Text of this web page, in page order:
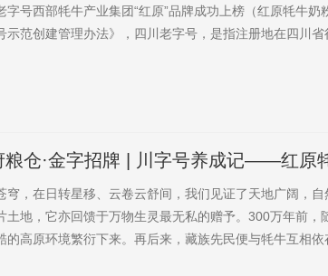
字号西部牦牛产业集团“红原”品牌成功上榜（红原牦牛奶
示范创建管理办法》，四川老字号，是指注册地在四川
粮仓·金字招牌 | 川字号养成记——红原
穹，在日转星移、云卷云舒间，我们见证了天地广阔，
土地，它亦回馈于万物生灵最无私的赠予。300万年前，
的高原环境繁衍下来。再后来，藏族先民便与牦牛互相